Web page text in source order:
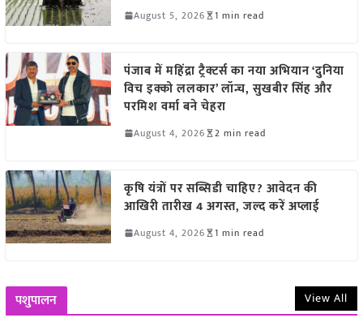
August 5, 2026 1 min read
पंजाब में महिंद्रा ट्रैक्टर्स का नया अभियान ‘दुनिया
विच इक्को ललकार’ लॉन्च, सुखबीर सिंह और
परमिश वर्मा बने चेहरा
August 4, 2026 2 min read
कृषि यंत्रों पर सब्सिडी चाहिए? आवेदन की
आखिरी तारीख 4 अगस्त, जल्द करें अप्लाई
August 4, 2026 1 min read
पशुपालन View All